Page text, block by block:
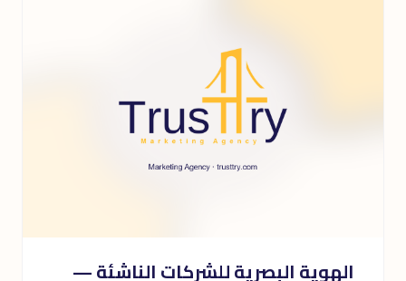
الهوية البصرية للشركات الناشئة —